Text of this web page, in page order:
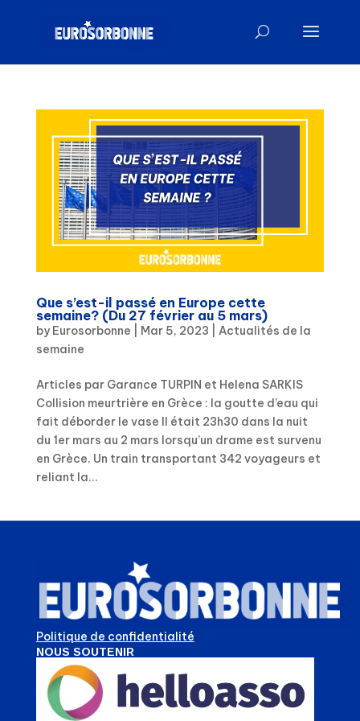
Que s’est-il passé en Europe cette
semaine? (Du 27 février au 5 mars)
by Eurosorbonne Mar 5, 2023
Actualités de la
semaine
Articles par Garance TURPIN et Helena SARKIS
Collision meurtrière en Grèce : la goutte d’eau qui
fait déborder le vase Il était 23h30 dans la nuit
du 1er mars au 2 mars lorsqu’un drame est survenu
en Grèce. Un train transportant 342 voyageurs et
reliant la...
Politique de confidentialité
NOUS SOUTENIR